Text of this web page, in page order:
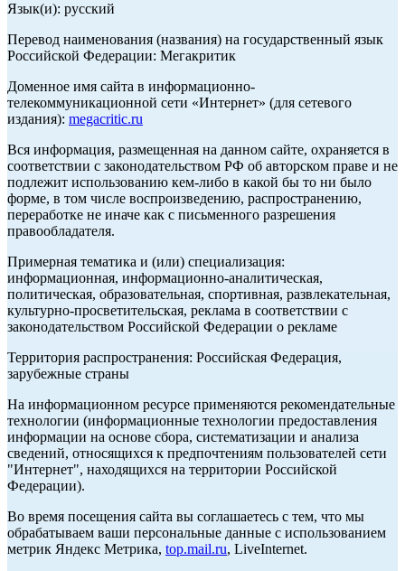
Язык(и): русский
Перевод наименования (названия) на государственный язык
Российской Федерации: Мегакритик
Доменное имя сайта в информационно-
телекоммуникационной сети «Интернет» (для сетевого
издания): megacritic.ru
Вся информация, размещенная на данном сайте, охраняется в
соответствии с законодательством РФ об авторском праве и не
подлежит использованию кем-либо в какой бы то ни было
форме, в том числе воспроизведению, распространению,
переработке не иначе как с письменного разрешения
правообладателя.
Примерная тематика и (или) специализация:
информационная, информационно-аналитическая,
политическая, образовательная, спортивная, развлекательная,
культурно-просветительская, реклама в соответствии с
законодательством Российской Федерации о рекламе
Территория распространения: Российская Федерация,
зарубежные страны
На информационном ресурсе применяются рекомендательные
технологии (информационные технологии предоставления
информации на основе сбора, систематизации и анализа
сведений, относящихся к предпочтениям пользователей сети
"Интернет", находящихся на территории Российской
Федерации).
Во время посещения сайта вы соглашаетесь с тем, что мы
обрабатываем ваши персональные данные с использованием
метрик Яндекс Метрика, top.mail.ru, LiveInternet.